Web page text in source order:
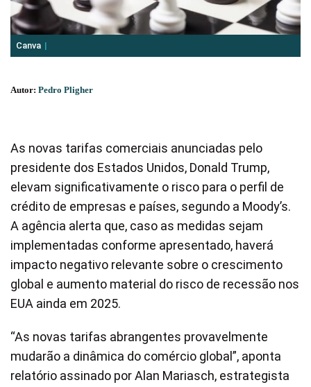
Canva
Autor: Pedro Pligher
As novas tarifas comerciais anunciadas pelo
presidente dos Estados Unidos, Donald Trump,
elevam significativamente o risco para o perfil de
crédito de empresas e países, segundo a Moody’s.
A agência alerta que, caso as medidas sejam
implementadas conforme apresentado, haverá
impacto negativo relevante sobre o crescimento
global e aumento material do risco de recessão nos
EUA ainda em 2025.
“As novas tarifas abrangentes provavelmente
mudarão a dinâmica do comércio global”, aponta
relatório assinado por Alan Mariasch, estrategista